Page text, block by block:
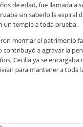
de edad, fue llamada a
sin saberlo la espiral
un temple a toda prueba.
mermar el patrimonio
contribuyó a agravar la
Cecilia ya se
para mantener a toda